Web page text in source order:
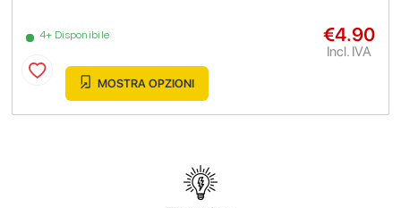
4+ Disponibile €4.90
Incl. IVA
MOSTRA OPZIONI